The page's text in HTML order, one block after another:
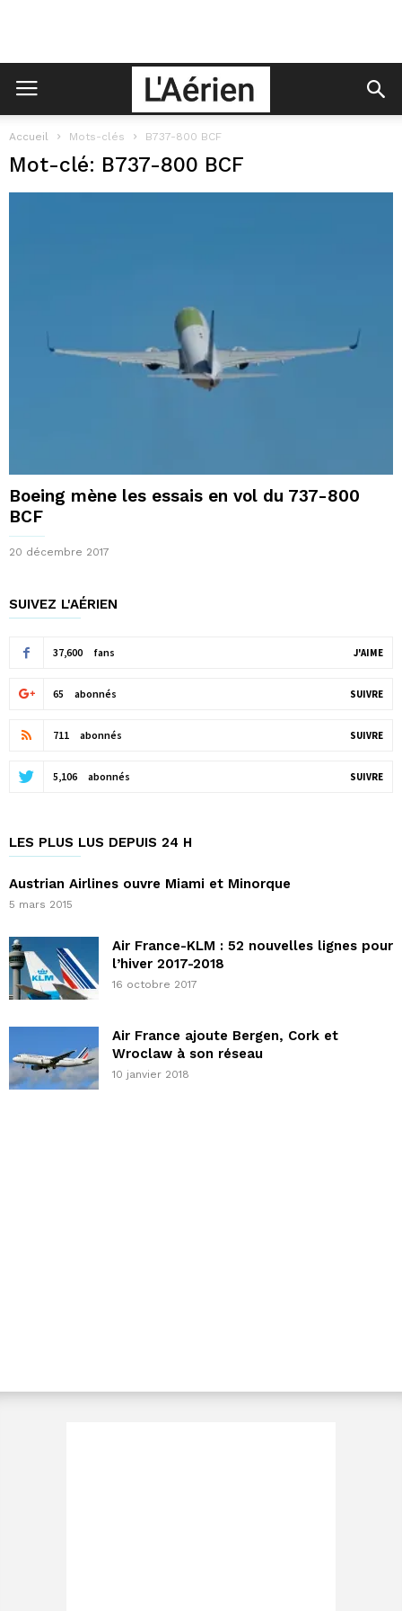
Accueil Mots-clés B737-800 BCF
Mot-clé: B737-800 BCF
Boeing mène les essais en vol du 737-800
BCF
20 décembre 2017
SUIVEZ L'AÉRIEN
37,600 fans J'AIME
65 abonnés SUIVRE
711 abonnés SUIVRE
5,106 abonnés SUIVRE
LES PLUS LUS DEPUIS 24 H
Austrian Airlines ouvre Miami et Minorque
5 mars 2015
Air France-KLM : 52 nouvelles lignes pour
l’hiver 2017-2018
16 octobre 2017
Air France ajoute Bergen, Cork et
Wroclaw à son réseau
10 janvier 2018